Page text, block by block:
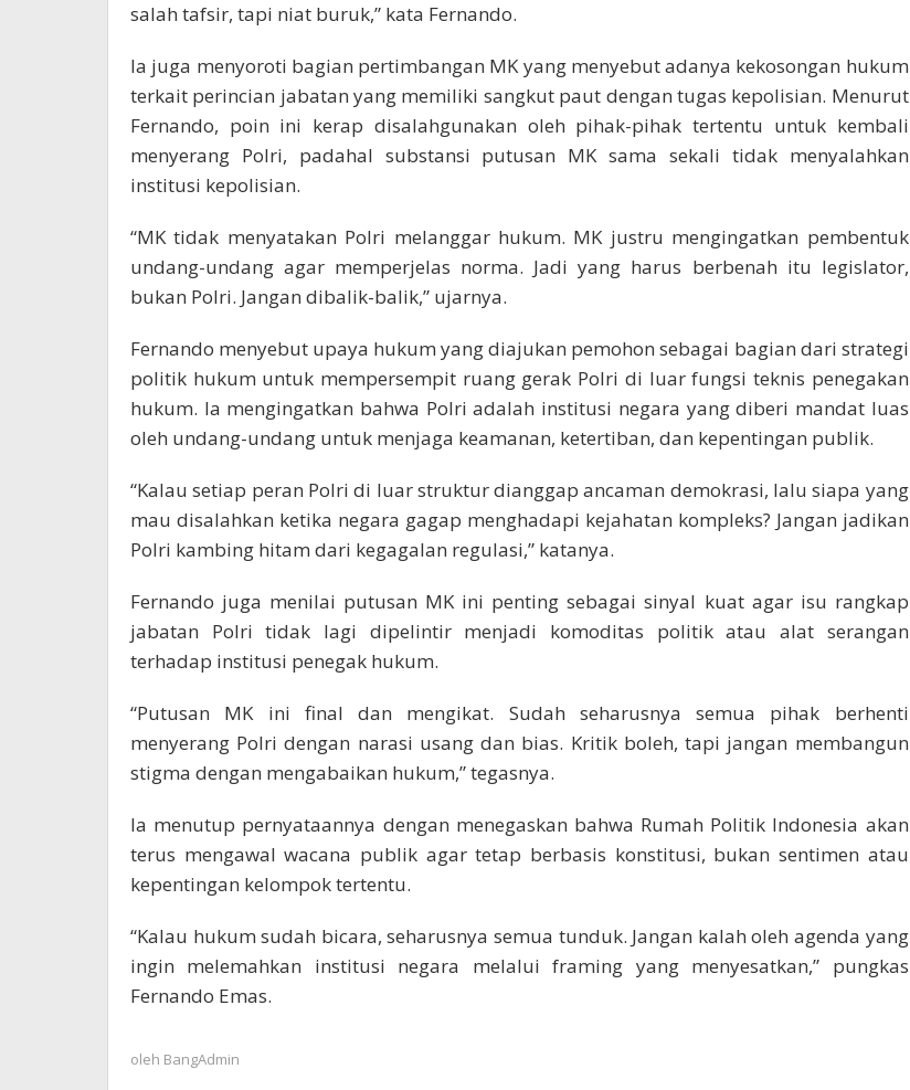
salah tafsir, tapi niat buruk,” kata Fernando.
Ia juga menyoroti bagian pertimbangan MK yang menyebut adanya kekosongan hukum
terkait perincian jabatan yang memiliki sangkut paut dengan tugas kepolisian. Menurut
Fernando, poin ini kerap disalahgunakan oleh pihak-pihak tertentu untuk kembali
menyerang Polri, padahal substansi putusan MK sama sekali tidak menyalahkan
institusi kepolisian.
“MK tidak menyatakan Polri melanggar hukum. MK justru mengingatkan pembentuk
undang-undang agar memperjelas norma. Jadi yang harus berbenah itu legislator,
bukan Polri. Jangan dibalik-balik,” ujarnya.
Fernando menyebut upaya hukum yang diajukan pemohon sebagai bagian dari strategi
politik hukum untuk mempersempit ruang gerak Polri di luar fungsi teknis penegakan
hukum. Ia mengingatkan bahwa Polri adalah institusi negara yang diberi mandat luas
oleh undang-undang untuk menjaga keamanan, ketertiban, dan kepentingan publik.
“Kalau setiap peran Polri di luar struktur dianggap ancaman demokrasi, lalu siapa yang
mau disalahkan ketika negara gagap menghadapi kejahatan kompleks? Jangan jadikan
Polri kambing hitam dari kegagalan regulasi,” katanya.
Fernando juga menilai putusan MK ini penting sebagai sinyal kuat agar isu rangkap
jabatan Polri tidak lagi dipelintir menjadi komoditas politik atau alat serangan
terhadap institusi penegak hukum.
“Putusan MK ini final dan mengikat. Sudah seharusnya semua pihak berhenti
menyerang Polri dengan narasi usang dan bias. Kritik boleh, tapi jangan membangun
stigma dengan mengabaikan hukum,” tegasnya.
Ia menutup pernyataannya dengan menegaskan bahwa Rumah Politik Indonesia akan
terus mengawal wacana publik agar tetap berbasis konstitusi, bukan sentimen atau
kepentingan kelompok tertentu.
“Kalau hukum sudah bicara, seharusnya semua tunduk. Jangan kalah oleh agenda yang
ingin melemahkan institusi negara melalui framing yang menyesatkan,” pungkas
Fernando Emas.
oleh BangAdmin